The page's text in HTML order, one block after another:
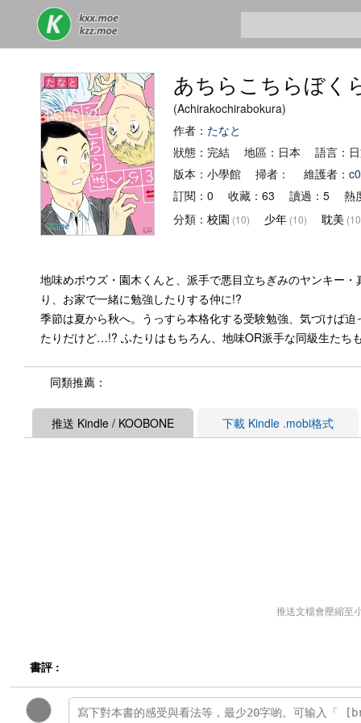
あちらこちらぼく
(Achirakochirabokura)
作者： たなと
狀態：完結 地區：日本 語言：
版本：小學館 掃者： 維護者：
訂閱：0 收藏：63 讀過：5 熱
分類： 校園 (10) 少年 (10) 耽美
地味めボウズ・園木くんと、派手で悪目立ちぎみのヤンキー
り、お家で一緒に勉強したりする仲に!?
季節は夏から秋へ。うっすら本格化する受験勉強、気づけば
たりだけど…!? ふたりはもちろん、地味OR派手な同級生たち
同類推薦：
推送 Kindle / KOOBONE 下載 Kindle .mobi格式
推送文檔會壓縮至
書評 :